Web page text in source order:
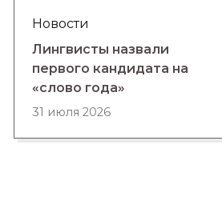
Новости
Лингвисты назвали
первого кандидата на
«слово года»
31 июля 2026